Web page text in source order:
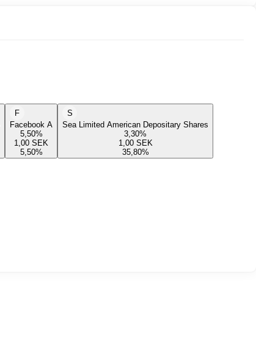
F
Facebook A
5,50%
1,00 SEK
5,50%
S
Sea Limited American Depositary Shares
3,30%
1,00 SEK
35,80%